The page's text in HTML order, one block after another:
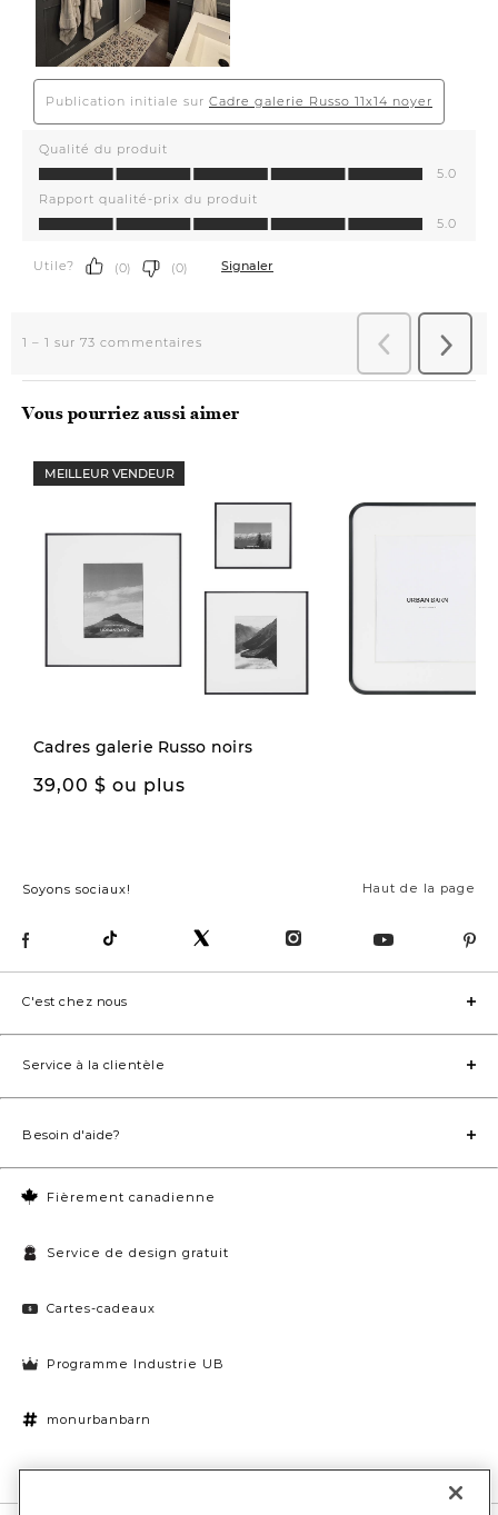
Vous pourriez aussi aimer
MEILLEUR VENDEUR
Cadres galerie Russo noirs
39,00 $ ou plus
Haut de la page
Soyons sociaux!
Fièrement canadienne
Service de design gratuit
Cartes-cadeaux
Programme Industrie UB
monurbanbarn
Paramètres des témoins
C'est chez nous
Service à la clientèle
Besoin d'aide?